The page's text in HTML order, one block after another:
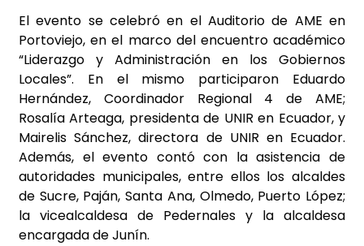
El evento se celebró en el Auditorio de AME en
Portoviejo, en el marco del encuentro académico
“Liderazgo y Administración en los Gobiernos
Locales”. En el mismo participaron Eduardo
Hernández, Coordinador Regional 4 de AME;
Rosalía Arteaga, presidenta de UNIR en Ecuador, y
Mairelis Sánchez, directora de UNIR en Ecuador.
Además, el evento contó con la asistencia de
autoridades municipales, entre ellos los alcaldes
de Sucre, Paján, Santa Ana, Olmedo, Puerto López;
la vicealcaldesa de Pedernales y la alcaldesa
encargada de Junín.